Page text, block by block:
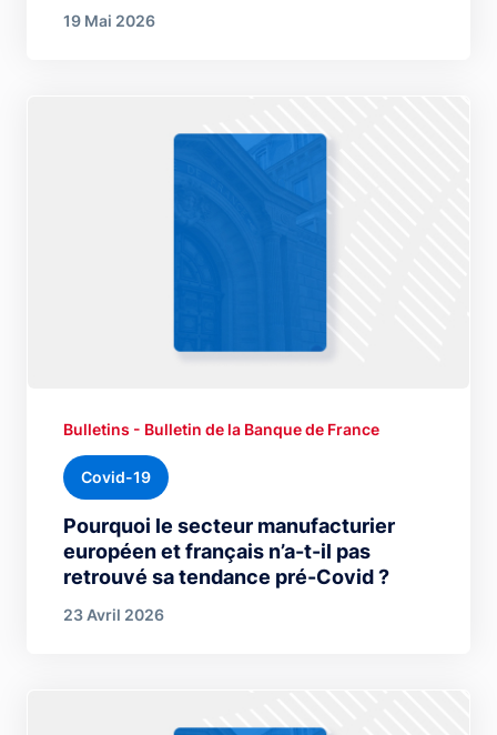
19 Mai 2026
Pourquoi le secteur manufacturier
européen et français n’a-t-il pas
retrouvé sa tendance pré-Covid ?
Bulletins - Bulletin de la Banque de France
Covid-19
23 Avril 2026